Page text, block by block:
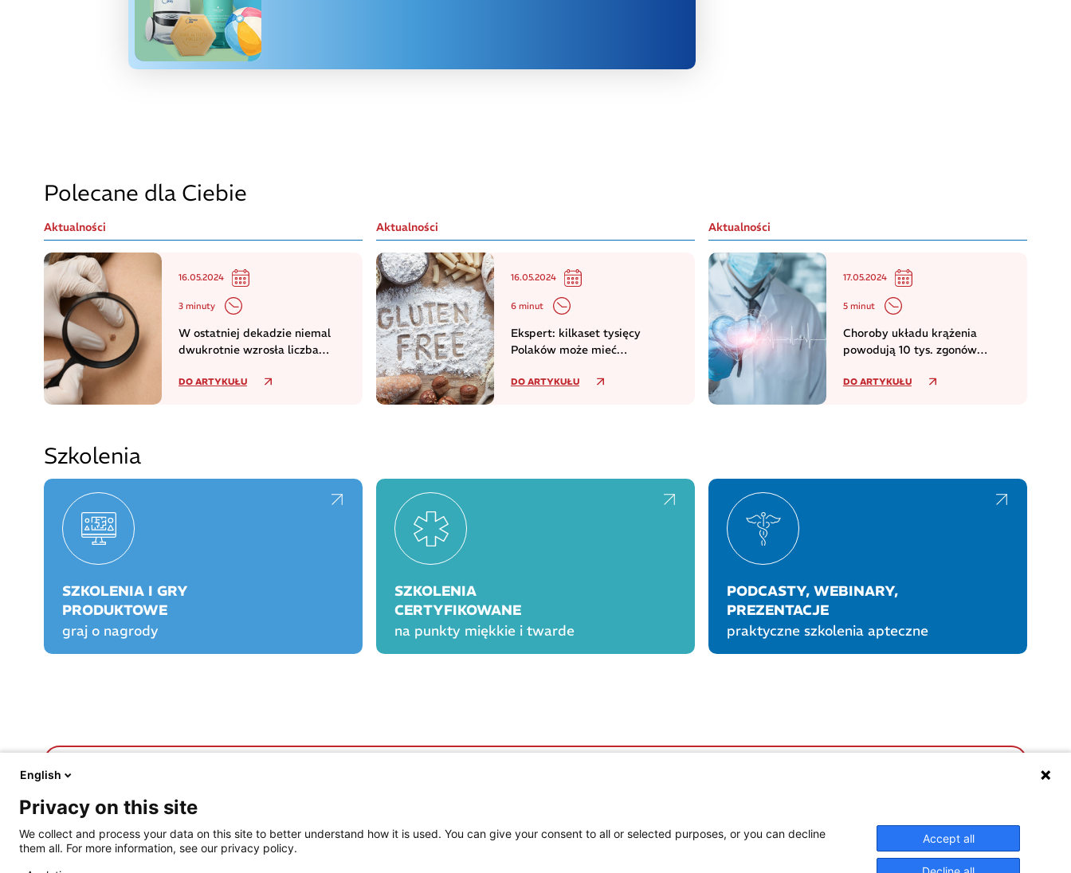
Polecane dla Ciebie
Aktualności
16.05.2024
3 minuty
W ostatniej dekadzie niemal
dwukrotnie wzrosła liczba
DO ARTYKUŁU
Aktualności
16.05.2024
6 minut
Ekspert: kilkaset tysięcy
Polaków może mieć
DO ARTYKUŁU
Aktualności
17.05.2024
5 minut
Choroby układu krążenia
powodują 10 tys. zgonów
WHO
DO ARTYKUŁU
Szkolenia
SZKOLENIA I GRY
PRODUKTOWE
graj o nagrody
SZKOLENIA
CERTYFIKOWANE
na punkty miękkie i twarde
PODCASTY, WEBINARY,
PREZENTACJE
praktyczne szkolenia apteczne
Aktualności
Prawo
Opieka farmaceutyczna
Prowadzenie apteki
Rankingi
Szkolenia certyfikowane
Regulamin konkursu Farmacja Play
English
Privacy on this site
We collect and process your data on this site to better understand how it is used. You can give your consent to all or selected purposes, or you can decline
them all. For more information, see our privacy policy.
Accept all